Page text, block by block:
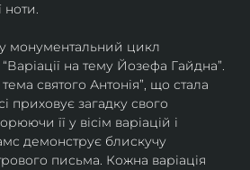
ноти.
монументальний цикл
на тему Йозефа Гайдна”.
святого Антонія”, що стала
приховує загадку свого
її у вісім варіацій і
демонструє блискучу
письма. Кожна варіація